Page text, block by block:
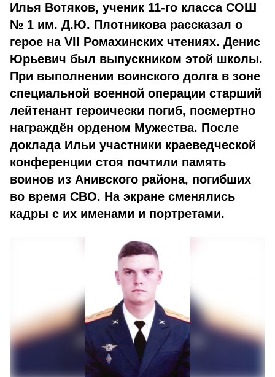
Илья Вотяков, ученик 11-го класса СОШ
№ 1 им. Д.Ю. Плотникова рассказал о
герое на VII Ромахинских чтениях. Денис
Юрьевич был выпускником этой школы.
При выполнении воинского долга в зоне
специальной военной операции старший
лейтенант героически погиб, посмертно
награждён орденом Мужества. После
доклада Ильи участники краеведческой
конференции стоя почтили память
воинов из Анивского района, погибших
во время СВО. На экране сменялись
кадры с их именами и портретами.